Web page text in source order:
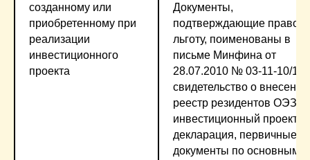
созданному или
приобретенному при
реализации
инвестиционного
проекта
Документы,
подтверждающие право
льготу, поименованы в
письме Минфина от
28.07.2010 № 03-11-10/
свидетельство о
реестр резидентов ОЭЗ,
инвестиционный проект и
декларация, первичные
документы по основным